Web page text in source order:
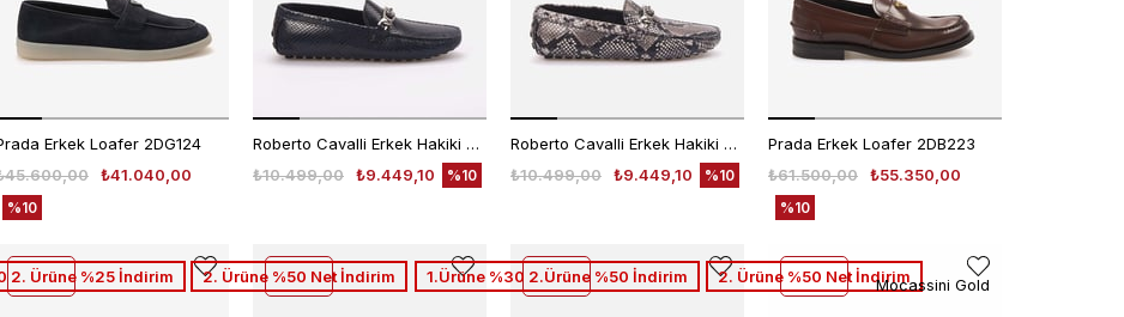
Erkek Loafer 2DG124
₺41.040,00
%10
Roberto Cavalli Erkek Hakiki Deri Mavi Python Loafer Konforlu Ayakkabı
₺9.449,10
₺10.499,00 %10
Roberto Cavalli Erkek Hakiki Deri Roccia Python Loafer Konforlu Ayakkabı
₺9.449,10
₺10.499,00 %10
Prada Erkek Loafer 2DB223
₺55.350,00
₺61.500,00
%10
2. Ürüne %25 İndirim 2. Ürüne %50 Net İndirim 1.Ürüne %30 2.Ürüne %50 İndirim 2. Ürüne %50 Net İndirimMocassini Gold